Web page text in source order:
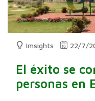
Imsights 22/7/
El éxito se
personas en